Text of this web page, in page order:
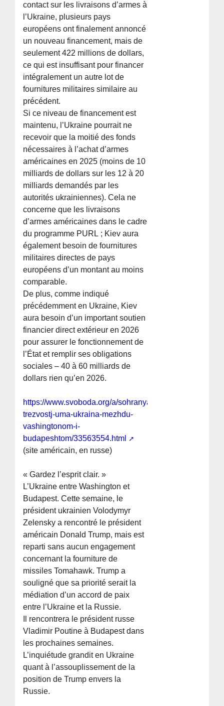
contact sur les livraisons d’armes à
l’Ukraine, plusieurs pays
européens ont finalement annoncé
un nouveau financement, mais de
seulement 422 millions de dollars,
ce qui est insuffisant pour financer
intégralement un autre lot de
fournitures militaires similaire au
précédent.
Si ce niveau de financement est
maintenu, l’Ukraine pourrait ne
recevoir que la moitié des fonds
nécessaires à l’achat d’armes
américaines en 2025 (moins de 10
milliards de dollars sur les 12 à 20
milliards demandés par les
autorités ukrainiennes). Cela ne
concerne que les livraisons
d’armes américaines dans le cadre
du programme PURL ; Kiev aura
également besoin de fournitures
militaires directes de pays
européens d’un montant au moins
comparable.
De plus, comme indiqué
précédemment en Ukraine, Kiev
aura besoin d’un important soutien
financier direct extérieur en 2026
pour assurer le fonctionnement de
l’État et remplir ses obligations
sociales – 40 à 60 milliards de
dollars rien qu’en 2026.
https://www.svoboda.org/a/sohranyatj-
trezvostj-uma-ukraina-mezhdu-
vashingtonom-i-
budapeshtom/33563554.html
(site américain, en russe)
« Gardez l’esprit clair. »
L’Ukraine entre Washington et
Budapest. Cette semaine, le
président ukrainien Volodymyr
Zelensky a rencontré le président
américain Donald Trump, mais est
reparti sans aucun engagement
concernant la fourniture de
missiles Tomahawk. Trump a
souligné que sa priorité serait la
médiation d’un accord de paix
entre l’Ukraine et la Russie.
Il rencontrera le président russe
Vladimir Poutine à Budapest dans
les prochaines semaines.
L’inquiétude grandit en Ukraine
quant à l’assouplissement de la
position de Trump envers la
Russie.